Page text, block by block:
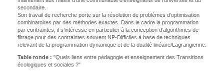
secondaire.
Son travail de recherche porte sur la résolution de problèmes d’optimisation
combinatoires par des méthodes exactes. Dans le cadre la programmation
par contraintes, il s’intéresse en particulier à la conception d’algorithmes de
filtrage pour des contraintes souvent NP-Difficiles à base de techniques
relevant de la programmation dynamique et de la dualité linéaire/Lagrangienne.
Table ronde : "Quels liens entre pédagogie et enseignement des Transitions
écologiques et sociales ?"